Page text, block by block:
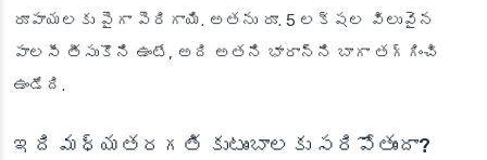
రూపాయలకు పైగా పెరిగాయి. అతను రూ. 5 లక్షల విలువైన
పాలసీ తీసుకొని ఉంటే, అది అతని భారాన్ని బాగా తగ్గించి
ఉండేది.
ఇది మధ్యతరగతి కుటుంబాలకు సరిపోతుందా?